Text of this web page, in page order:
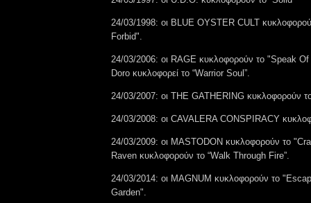
24/03/1998: οι BLUE OYSTER CULT
Forbid".
24/03/2006: οι RAGE κυκλοφορούν το "Speak
Doro κυκλοφορεί το “Warrior Soul”.
24/03/2007: οι THE GATHERING κυκλοφορούν
24/03/2008: οι CAVALERA CONSPIRACY
24/03/2009: οι MASTODON κυκλοφορούν το
Raven κυκλοφορούν το “Walk Through Fire”.‬
24/03/2014: οι MAGNUM κυκλοφορούν το
Garden".